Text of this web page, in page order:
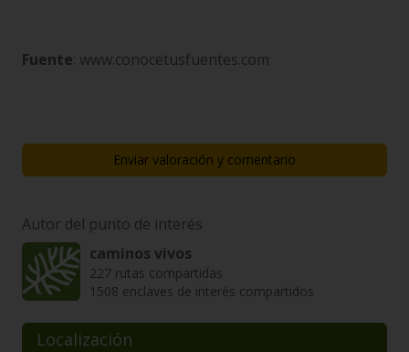
Fuente: www.conocetusfuentes.com
Enviar valoración y comentario
Autor del punto de interés
caminos vivos
227 rutas compartidas
1508 enclaves de interés compartidos
Localización